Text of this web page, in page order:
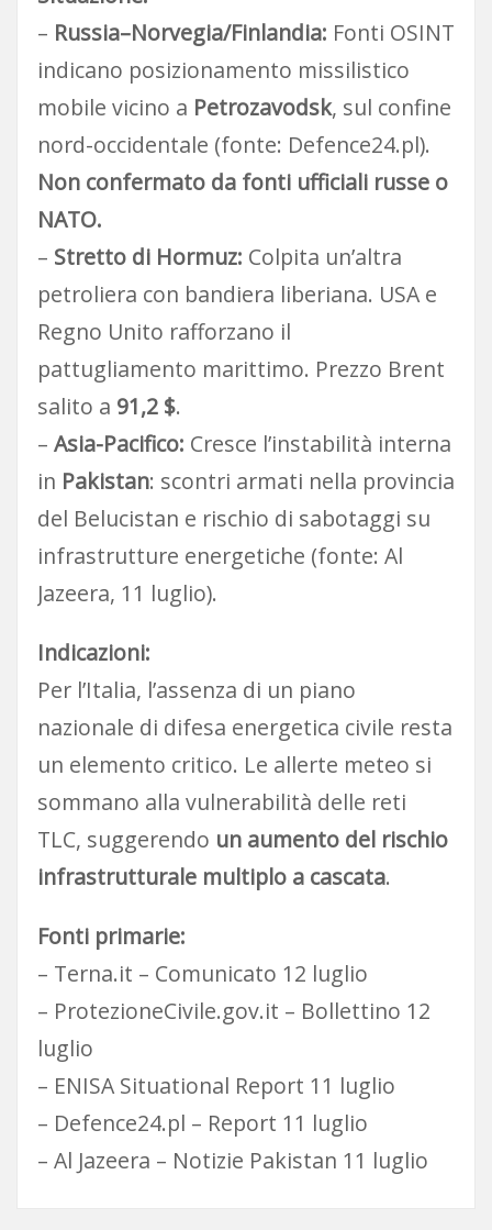
– Russia–Norvegia/Finlandia: Fonti OSINT
indicano posizionamento missilistico
mobile vicino a Petrozavodsk, sul confine
nord-occidentale (fonte: Defence24.pl).
Non confermato da fonti ufficiali russe o
NATO.
– Stretto di Hormuz: Colpita un’altra
petroliera con bandiera liberiana. USA e
Regno Unito rafforzano il
pattugliamento marittimo. Prezzo Brent
salito a 91,2 $.
– Asia-Pacifico: Cresce l’instabilità interna
in Pakistan: scontri armati nella provincia
del Belucistan e rischio di sabotaggi su
infrastrutture energetiche (fonte: Al
Jazeera, 11 luglio).
Indicazioni:
Per l’Italia, l’assenza di un piano
nazionale di difesa energetica civile resta
un elemento critico. Le allerte meteo si
sommano alla vulnerabilità delle reti
TLC, suggerendo un aumento del rischio
infrastrutturale multiplo a cascata.
Fonti primarie:
– Terna.it – Comunicato 12 luglio
– ProtezioneCivile.gov.it – Bollettino 12
luglio
– ENISA Situational Report 11 luglio
– Defence24.pl – Report 11 luglio
– Al Jazeera – Notizie Pakistan 11 luglio